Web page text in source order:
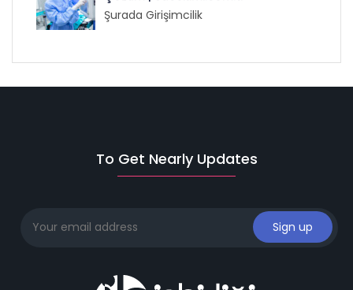
Şurada Girişimcilik
To Get Nearly Updates